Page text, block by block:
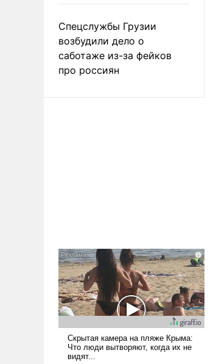
Спецслужбы Грузии
возбудили дело о
саботаже из-за фейков
про россиян